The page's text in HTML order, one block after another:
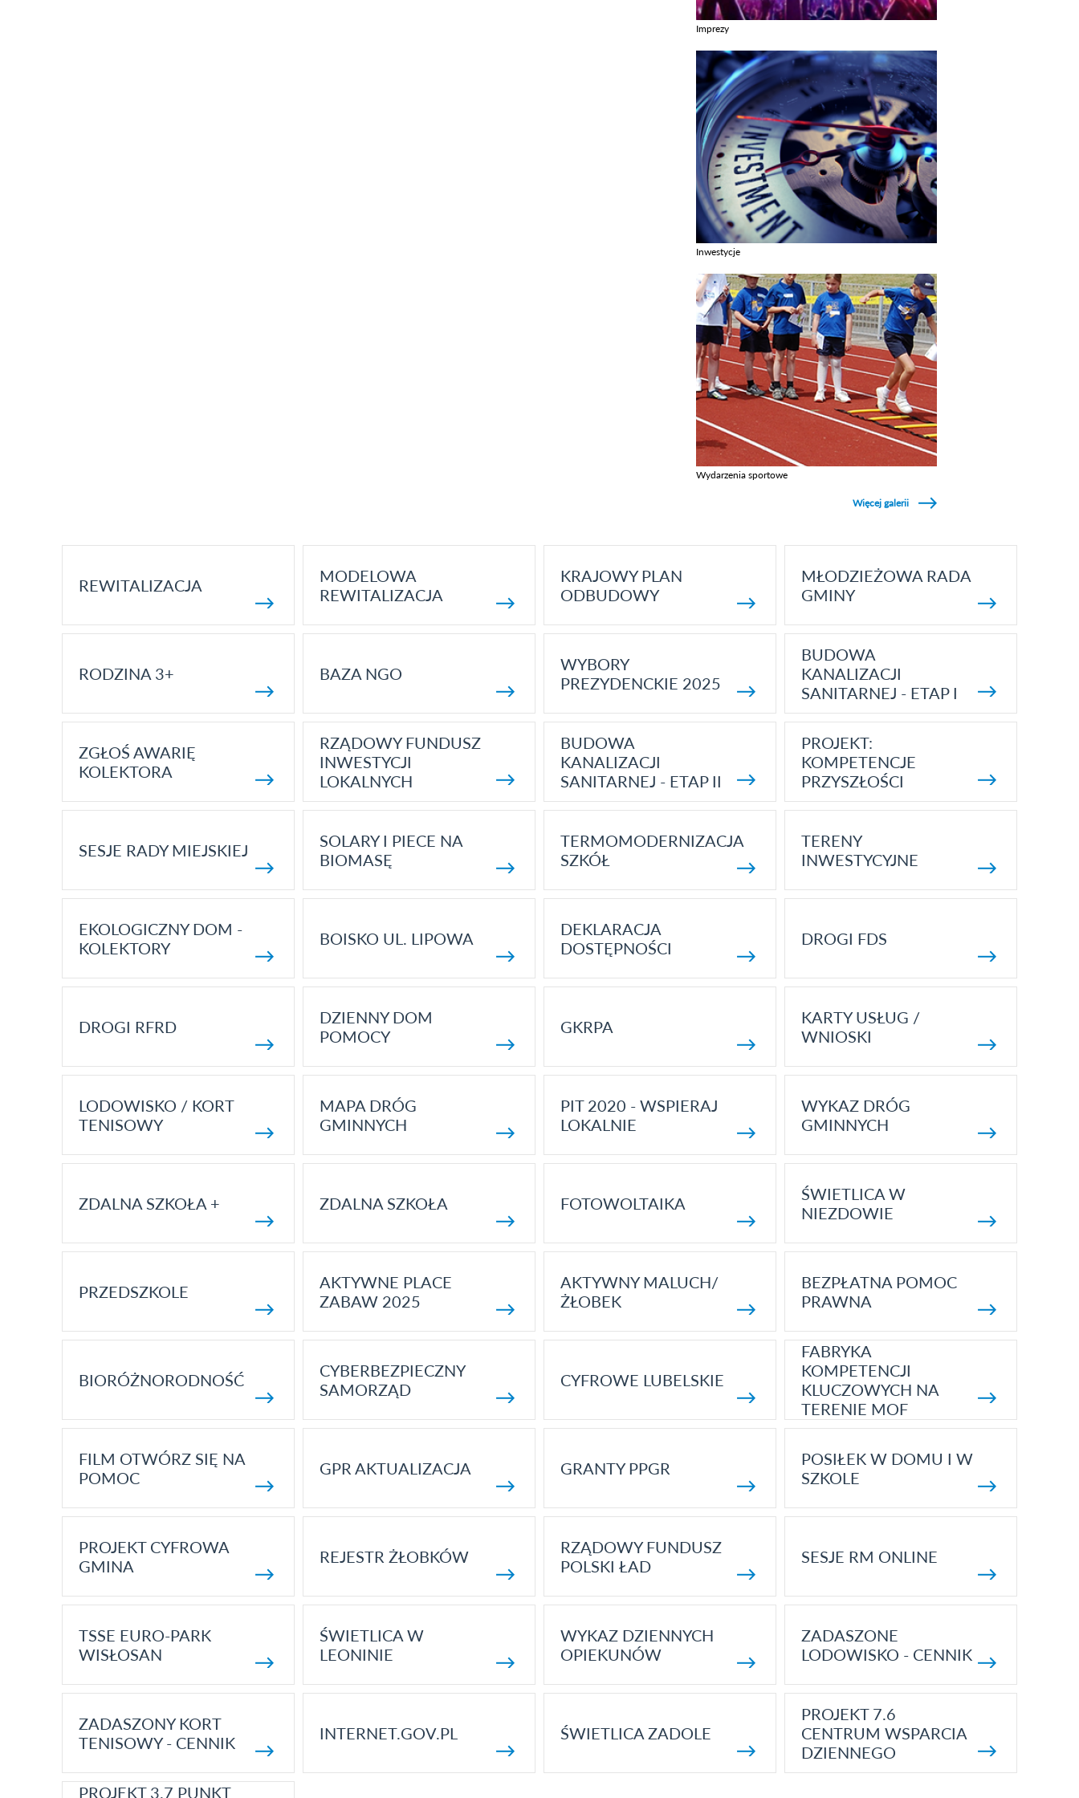
Imprezy
Inwestycje
Wydarzenia sportowe
Więcej galerii
REWITALIZACJA
MODELOWA
REWITALIZACJA
KRAJOWY PLAN
ODBUDOWY
MŁODZIEŻOWA RADA
GMINY
RODZINA 3+ BAZA NGO
WYBORY
PREZYDENCKIE 2025
BUDOWA
KANALIZACJI
SANITARNEJ - ETAP I
ZGŁOŚ AWARIĘ
KOLEKTORA
RZĄDOWY FUNDUSZ
INWESTYCJI
LOKALNYCH
BUDOWA
KANALIZACJI
SANITARNEJ - ETAP II
PROJEKT:
KOMPETENCJE
PRZYSZŁOŚCI
SESJE RADY MIEJSKIEJ
SOLARY I PIECE NA
BIOMASĘ
TERMOMODERNIZACJA
SZKÓŁ
TERENY
INWESTYCYJNE
EKOLOGICZNY DOM -
KOLEKTORY
BOISKO UL. LIPOWA
DEKLARACJA
DOSTĘPNOŚCI
DROGI FDS
DROGI RFRD
DZIENNY DOM
POMOCY
GKRPA
KARTY USŁUG /
WNIOSKI
LODOWISKO / KORT
TENISOWY
MAPA DRÓG
GMINNYCH
PIT 2020 - WSPIERAJ
LOKALNIE
WYKAZ DRÓG
GMINNYCH
ZDALNA SZKOŁA + ZDALNA SZKOŁA FOTOWOLTAIKA
ŚWIETLICA W
NIEZDOWIE
PRZEDSZKOLE
AKTYWNE PLACE
ZABAW 2025
AKTYWNY MALUCH/
ŻŁOBEK
BEZPŁATNA POMOC
PRAWNA
BIORÓŻNORODNOŚĆ
CYBERBEZPIECZNY
SAMORZĄD
CYFROWE LUBELSKIE
FABRYKA
KOMPETENCJI
KLUCZOWYCH NA
TERENIE MOF
FILM OTWÓRZ SIĘ NA
POMOC
GPR AKTUALIZACJA GRANTY PPGR
POSIŁEK W DOMU I W
SZKOLE
PROJEKT CYFROWA
GMINA
REJESTR ŻŁOBKÓW
RZĄDOWY FUNDUSZ
POLSKI ŁAD
SESJE RM ONLINE
TSSE EURO-PARK
WISŁOSAN
ŚWIETLICA W
LEONINIE
WYKAZ DZIENNYCH
OPIEKUNÓW
ZADASZONE
LODOWISKO - CENNIK
ZADASZONY KORT
TENISOWY - CENNIK
INTERNET.GOV.PL ŚWIETLICA ZADOLE
PROJEKT 7.6
CENTRUM WSPARCIA
DZIENNEGO
PROJEKT 3.7 PUNKT